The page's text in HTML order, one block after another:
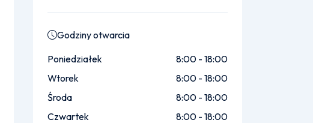
Godziny otwarcia
Poniedziałek
8:00 - 18:00
Wtorek
8:00 - 18:00
Środa
8:00 - 18:00
Czwartek
8:00 - 18:00